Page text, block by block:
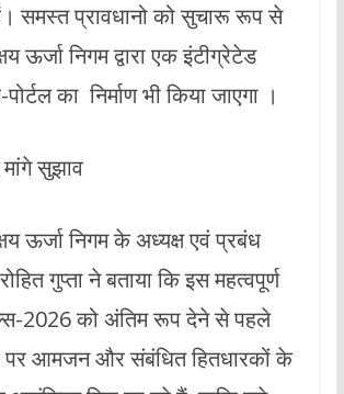
समस्त प्रावधानो को सुचारू रूप से
ऊर्जा निगम द्वारा एक इंटीग्रेटेड
का निर्माण भी किया जाएगा ।
सुझाव
ऊर्जा निगम के अध्यक्ष एवं प्रबंध
गुप्ता ने बताया कि इस महत्वपूर्ण
2026 को अंतिम रूप देने से पहले
आमजन और संबंधित हितधारकों के